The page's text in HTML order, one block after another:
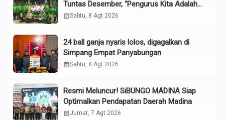
Tuntas Desember, “Pengurus Kita Adalah
Tokoh”
calendar_monthSabtu, 8 Agt 2026
24 ball ganja nyaris lolos, digagalkan di
Simpang Empat Panyabungan
calendar_monthSabtu, 8 Agt 2026
Resmi Meluncur! SiBUNGO MADINA Siap
Optimalkan Pendapatan Daerah Madina
calendar_monthJumat, 7 Agt 2026